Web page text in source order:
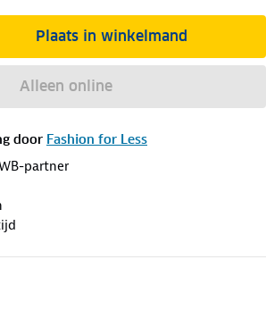
Plaats in winkelmand
Alleen online
door Fashion for Less
partner